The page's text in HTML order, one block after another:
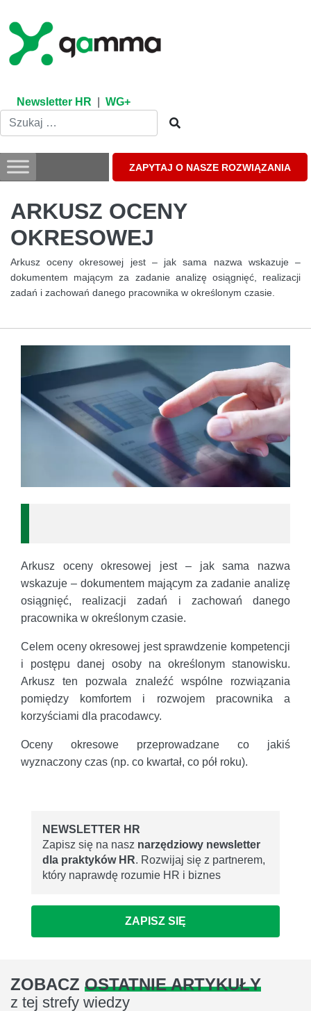
content
Newsletter HR WG+
ZAPYTAJ O NASZE ROZWIĄZANIA
ARKUSZ OCENY
OKRESOWEJ
Arkusz oceny okresowej jest – jak sama nazwa wskazuje –
dokumentem mającym za zadanie analizę osiągnięć, realizacji
zadań i zachowań danego pracownika w określonym czasie.
Arkusz oceny okresowej jest – jak sama nazwa
wskazuje – dokumentem mającym za zadanie analizę
osiągnięć, realizacji zadań i zachowań danego
pracownika w określonym czasie.
Celem oceny okresowej jest sprawdzenie kompetencji
i postępu danej osoby na określonym stanowisku.
Arkusz ten pozwala znaleźć wspólne rozwiązania
pomiędzy komfortem i rozwojem pracownika a
korzyściami dla pracodawcy.
Oceny okresowe przeprowadzane co jakiś
wyznaczony czas (np. co kwartał, co pół roku).
NEWSLETTER HR
Zapisz się na nasz narzędziowy newsletter
dla praktyków HR. Rozwijaj się z partnerem,
który naprawdę rozumie HR i biznes
ZAPISZ SIĘ
ZOBACZ OSTATNIE ARTYKUŁY
z tej strefy wiedzy